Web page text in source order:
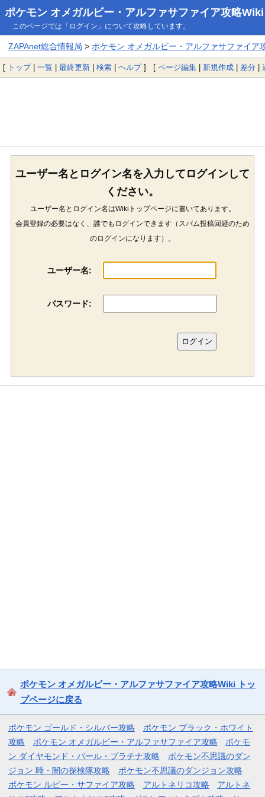
ポケモン オメガルビー・アルファサファイア攻略Wiki
このページでは「ログイン」について攻略しています。
ZAPAnet総合情報局 > ポケモン オメガルビー・アルファサファイア
[ トップ| 一覧 | 最終更新 | 検索 | ヘルプ] [ ページ編集 | 新規作成 | 差分 |
ユーザー名とログイン名を入力してログインして
ください。
ユーザー名とログイン名はWikiトップページに書いてあります。
会員登録の必要はなく、誰でもログインできます（スパム投稿回避のため
のログインになります）。
ユーザー名:
パスワード:
ポケモン オメガルビー・アルファサファイア攻略Wiki トッ
プページに戻る
ポケモン ゴールド・シルバー攻略
ポケモン ブラック・ホワイト
攻略
ポケモン オメガルビー・アルファサファイア攻略
ポケモ
ン ダイヤモンド・パール・プラチナ攻略
ポケモン不思議のダン
ジョン 時・闇の探検隊攻略
ポケモン不思議のダンジョン攻略
ポケモン ルビー・サファイア攻略
アルトネリコ攻略
アルトネ